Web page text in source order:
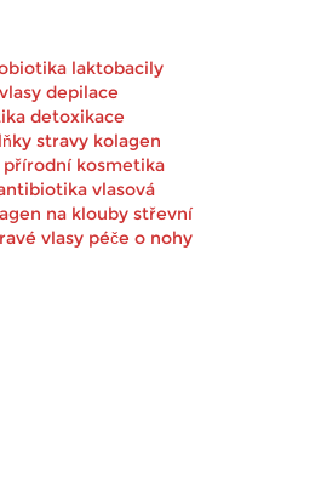
laktobacily
depilace
detoxikace
stravy kolagen
přírodní kosmetika
vlasová
na klouby střevní
vlasy péče o nohy